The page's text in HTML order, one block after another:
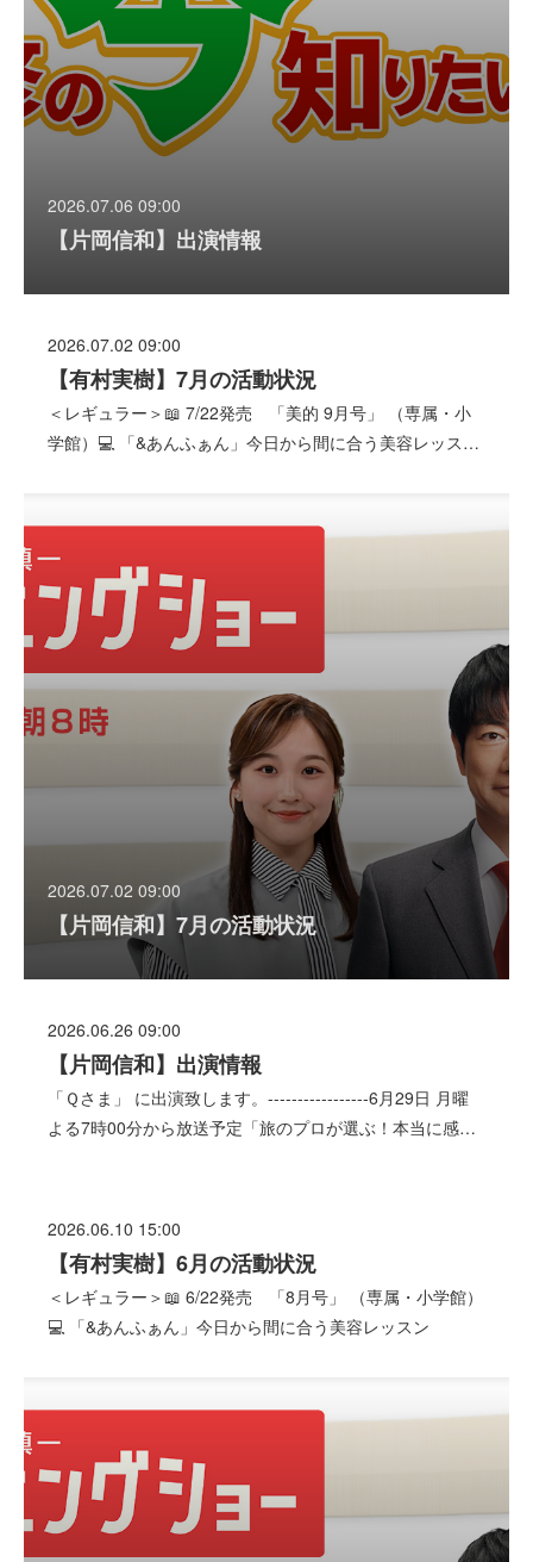
2026.07.06 09:00
【片岡信和】出演情報
2026.07.02 09:00
【有村実樹】7月の活動状況
＜レギュラー＞📖 7/22発売 「美的 9月号」 （専属・小
学館）💻 「&あんふぁん」今日から間に合う美容レッス…
2026.07.02 09:00
【片岡信和】7月の活動状況
2026.06.26 09:00
【片岡信和】出演情報
「Ｑさま」 に出演致します。-----------------6月29日 月曜
よる7時00分から放送予定「旅のプロが選ぶ！本当に感…
2026.06.10 15:00
【有村実樹】6月の活動状況
＜レギュラー＞📖 6/22発売 「8月号」 （専属・小学館）
💻 「&あんふぁん」今日から間に合う美容レッスン